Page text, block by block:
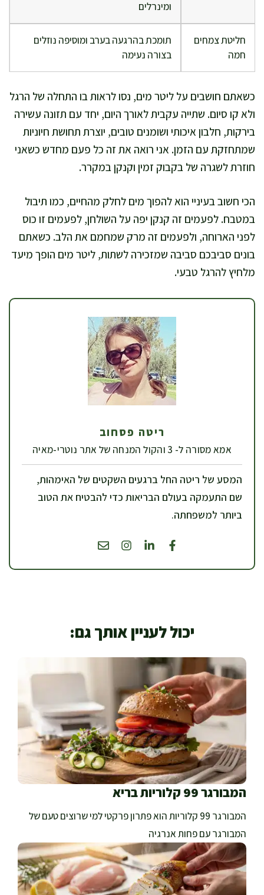
ומינרלים
חליטת צמחים
חמה
תומכת בהרגעה בערב ומוסיפה נוזלים
בצורה נעימה
כשאתם חושבים על ליטר מים, נסו לראות בו התחלה של הרגל
ולא קו סיום. שתייה עקבית לאורך היום, יחד עם תזונה עשירה
בירקות, חלבון איכותי ושומנים טובים, יוצרת תחושת חיוניות
שמתחזקת עם הזמן. אני רואה את זה כל פעם מחדש כשאני
חוזרת לשגרה של בקבוק זמין וקנקן במקרר.
הכי חשוב בעיניי הוא להפוך מים לחלק מהחיים, כמו תיבול
במטבח. לפעמים זה קנקן יפה על השולחן, לפעמים זו כוס
לפני הארוחה, ולפעמים זה מרק שמחמם את הלב. כשאתם
בונים סביבכם סביבה שמזכירה לשתות, ליטר מים הופך מיעד
מלחיץ להרגל טבעי.
ריטה פסחוב
אמא מסורה ל- 3 והקול המנחה של אתר נוטרי-מאיה
המסע של ריטה החל ברגעים השקטים של האימהות,
שם התעמקה בעולם הבריאות כדי להבטיח את הטוב
ביותר למשפחתה.
יכול לעניין אותך גם:
המבורגר 99 קלוריות בריא
המבורגר 99 קלוריות הוא פתרון פרקטי למי שרוצים טעם של
המבורגר עם פחות אנרגיה